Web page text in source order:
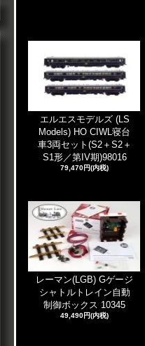
エルエスモデルズ (LS
Models) HO CIWL寝台
車3両セット(S2＋S2＋
S1形／第IV期)98016
79,470円(内税)
レーマン(LGB) Gゲージ
シャトルトレイン自動
制御ボックス 10345
49,490円(内税)